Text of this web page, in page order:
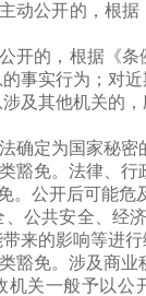
动公开的，根
开的，根据《
事实行为；对
及其他机关的
确定为国家秘密
豁免。法律、行
。公开后可能
公共安全、经
来的影响等进
豁免。涉及商
机关一般予以公